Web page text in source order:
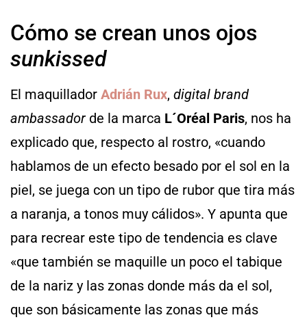
Cómo se crean unos ojos
sunkissed
El maquillador Adrián Rux, digital brand
ambassador de la marca L´Oréal Paris, nos ha
explicado que, respecto al rostro, «cuando
hablamos de un efecto besado por el sol en la
piel, se juega con un tipo de rubor que tira más
a naranja, a tonos muy cálidos». Y apunta que
para recrear este tipo de tendencia es clave
«que también se maquille un poco el tabique
de la nariz y las zonas donde más da el sol,
que son básicamente las zonas que más